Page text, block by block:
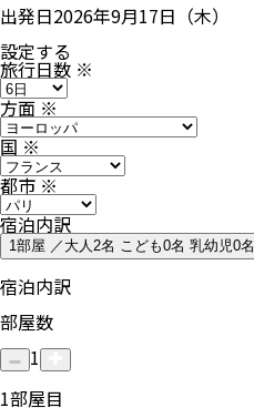
出発日2026年9月17日（木）
設定する
旅行日数 ※
方面※
国※
都市※
宿泊内訳
1部屋 ／大人2名 こども0名 乳幼児0名
宿泊内訳
部屋数
1
1部屋目